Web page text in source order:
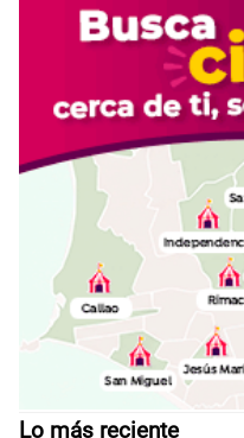
Lo más reciente